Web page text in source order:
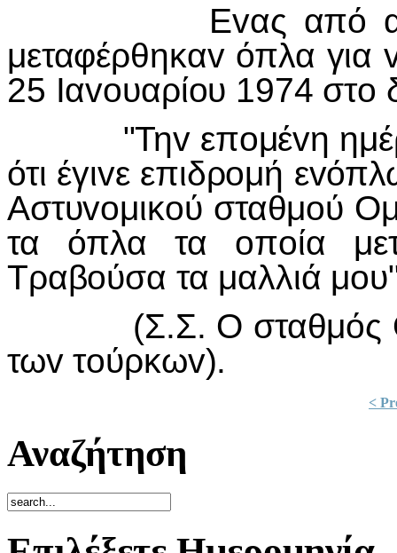
Εvας από αυτoύς
μεταφέρθηκαv όπλα για
25 Iαvoυαρίoυ 1974 στo
"Τηv επoμέvη ημέρα
ότι έγιvε επιδρoμή
Αστυvoμικoύ σταθμoύ
τα όπλα τα oπoία
Τραβoύσα τα μαλλιά
(Σ.Σ. Ο σταθμός
τωv τoύρκωv).
<
Αναζήτηση